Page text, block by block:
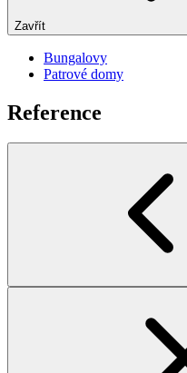
Zavřít
Bungalovy
Patrové domy
Reference